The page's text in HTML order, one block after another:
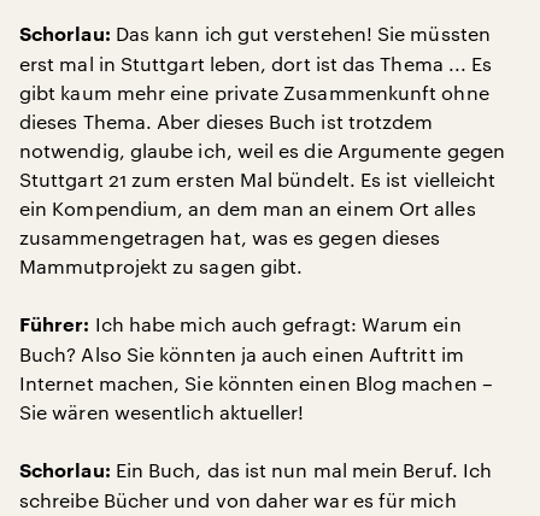
Schorlau: Das kann ich gut verstehen! Sie müssten
erst mal in Stuttgart leben, dort ist das Thema ... Es
gibt kaum mehr eine private Zusammenkunft ohne
dieses Thema. Aber dieses Buch ist trotzdem
notwendig, glaube ich, weil es die Argumente gegen
Stuttgart 21 zum ersten Mal bündelt. Es ist vielleicht
ein Kompendium, an dem man an einem Ort alles
zusammengetragen hat, was es gegen dieses
Mammutprojekt zu sagen gibt.
Führer: Ich habe mich auch gefragt: Warum ein
Buch? Also Sie könnten ja auch einen Auftritt im
Internet machen, Sie könnten einen Blog machen –
Sie wären wesentlich aktueller!
Schorlau: Ein Buch, das ist nun mal mein Beruf. Ich
schreibe Bücher und von daher war es für mich